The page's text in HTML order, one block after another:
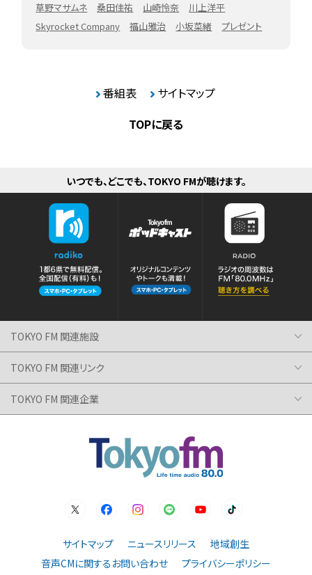
草野マサムネ
桑田佳祐 山崎怜奈
川上洋平
Skyrocket Company
福山雅治 小坂菜緒 プレゼント
番組表
サイトマップ
TOPに戻る
いつでも、どこでも、TOKYO FMが聴けます。
TOKYO FM 関連施設
TOKYO FM 関連リンク
TOKYO FM 関連企業
サイトマップ ニュースリリース
地域創生
音声CMに関するお問い合わせ
プライバシーポリシー